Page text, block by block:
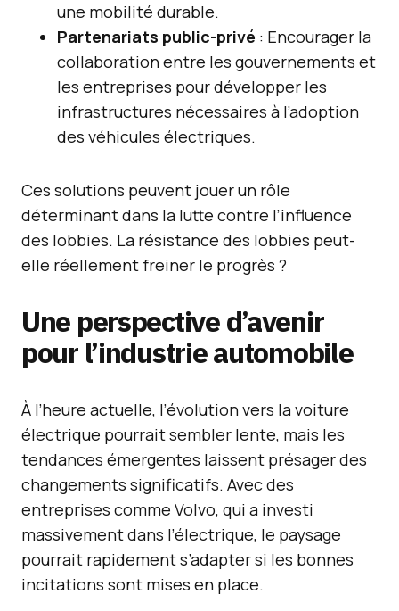
une mobilité durable.
Partenariats public-privé : Encourager la
collaboration entre les gouvernements et
les entreprises pour développer les
infrastructures nécessaires à l’adoption
des véhicules électriques.
Ces solutions peuvent jouer un rôle
déterminant dans la lutte contre l’influence
des lobbies. La résistance des lobbies peut-
elle réellement freiner le progrès ?
Une perspective d’avenir
pour l’industrie automobile
À l’heure actuelle, l’évolution vers la voiture
électrique pourrait sembler lente, mais les
tendances émergentes laissent présager des
changements significatifs. Avec des
entreprises comme Volvo, qui a investi
massivement dans l’électrique, le paysage
pourrait rapidement s’adapter si les bonnes
incitations sont mises en place.